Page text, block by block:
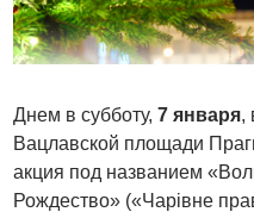
Днем в субботу,7 января,
Вацлавской площади
акция под названием
Рождество» («Чарівне